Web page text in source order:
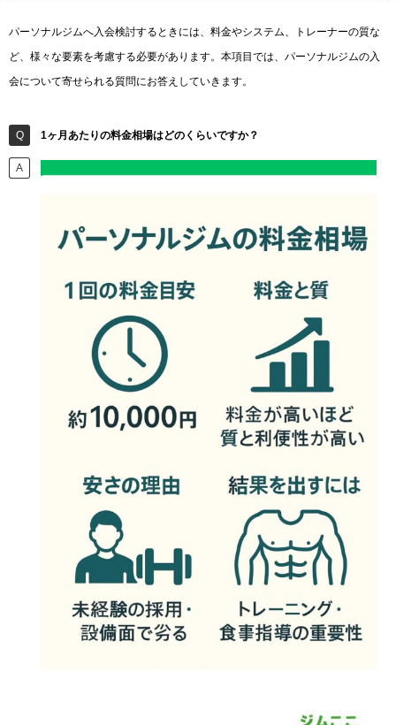
パーソナルジムへ入会検討するときには、料金やシステム、トレーナーの質な
ど、様々な要素を考慮する必要があります。本項目では、パーソナルジムの入
会について寄せられる質問にお答えしていきます。
1ヶ月あたりの料金相場はどのくらいですか？